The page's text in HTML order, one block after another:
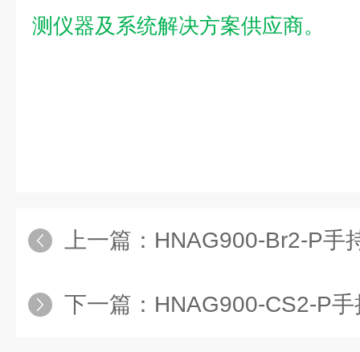
测仪器及系统解决方案供应商。
上一篇： HNAG900-Br2-P手持便携
下一篇： HNAG900-CS2-P手持便携泵